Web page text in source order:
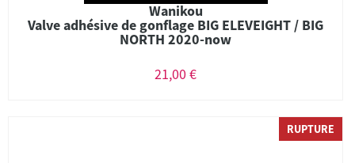
Wanikou
Valve adhésive de gonflage BIG ELEVEIGHT / BIG
NORTH 2020-now
21,00 €
RUPTURE